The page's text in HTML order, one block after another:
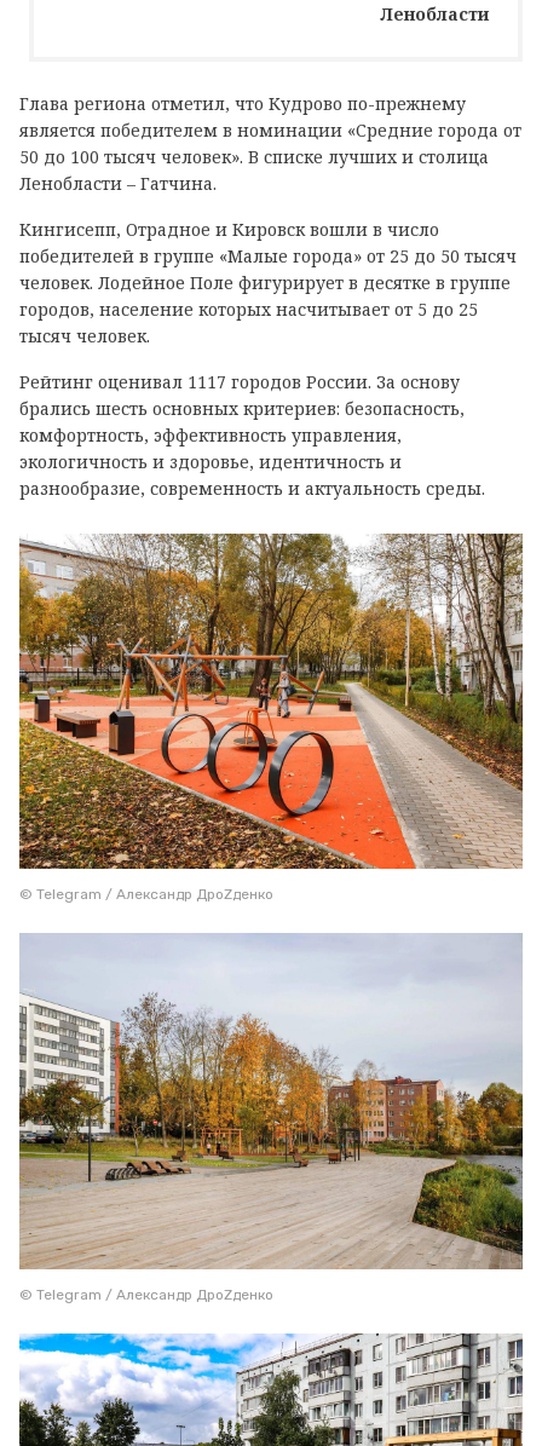
Ленобласти
Глава региона отметил, что Кудрово по-прежнему
является победителем в номинации «Средние города от
50 до 100 тысяч человек». В списке лучших и столица
Ленобласти – Гатчина.
Кингисепп, Отрадное и Кировск вошли в число
победителей в группе «Малые города» от 25 до 50 тысяч
человек. Лодейное Поле фигурирует в десятке в группе
городов, население которых насчитывает от 5 до 25
тысяч человек.
Рейтинг оценивал 1117 городов России. За основу
брались шесть основных критериев: безопасность,
комфортность, эффективность управления,
экологичность и здоровье, идентичность и
разнообразие, современность и актуальность среды.
© Telegram / Александр ДроZденко
© Telegram / Александр ДроZденко